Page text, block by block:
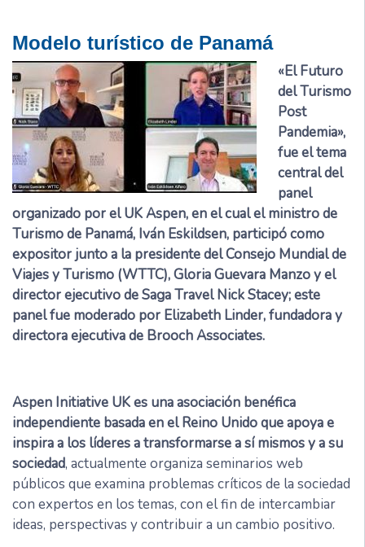
Modelo turístico de Panamá
«El Futuro
del Turismo
Post
Pandemia»,
fue el tema
central del
panel
organizado por el UK Aspen, en el cual el ministro de
Turismo de Panamá, Iván Eskildsen, participó como
expositor junto a la presidente del Consejo Mundial de
Viajes y Turismo (WTTC), Gloria Guevara Manzo y el
director ejecutivo de Saga Travel Nick Stacey; este
panel fue moderado por Elizabeth Linder, fundadora y
directora ejecutiva de Brooch Associates.
Aspen Initiative UK es una asociación benéfica
independiente basada en el Reino Unido que apoya e
inspira a los líderes a transformarse a sí mismos y a su
sociedad, actualmente organiza seminarios web
públicos que examina problemas críticos de la sociedad
con expertos en los temas, con el fin de intercambiar
ideas, perspectivas y contribuir a un cambio positivo.